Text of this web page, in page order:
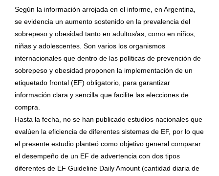
Según la información arrojada en el informe, en Argentina,
se evidencia un aumento sostenido en la prevalencia del
sobrepeso y obesidad tanto en adultos/as, como en niños,
niñas y adolescentes. Son varios los organismos
internacionales que dentro de las políticas de prevención de
sobrepeso y obesidad proponen la implementación de un
etiquetado frontal (EF) obligatorio, para garantizar
información clara y sencilla que facilite las elecciones de
compra.
Hasta la fecha, no se han publicado estudios nacionales que
evalúen la eficiencia de diferentes sistemas de EF, por lo que
el presente estudio planteó como objetivo general comparar
el desempeño de un EF de advertencia con dos tipos
diferentes de EF Guideline Daily Amount (cantidad diaria de